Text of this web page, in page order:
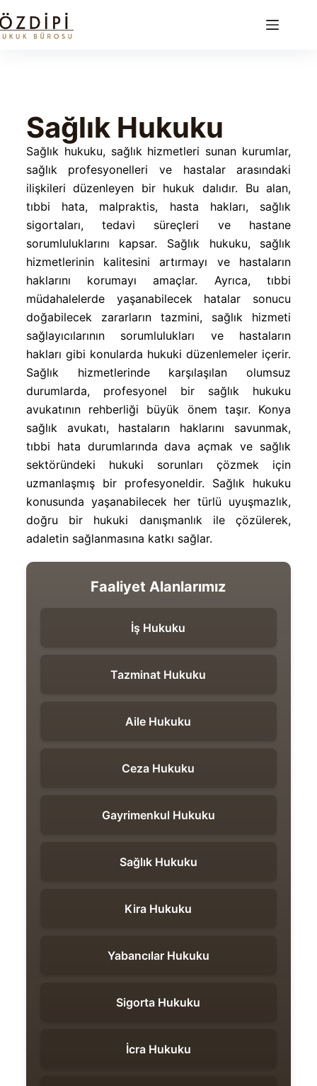
Sağlık Hukuku
Sağlık hukuku, sağlık hizmetleri sunan kurumlar,
sağlık profesyonelleri ve hastalar arasındaki
ilişkileri düzenleyen bir hukuk dalıdır. Bu alan,
tıbbi hata, malpraktis, hasta hakları, sağlık
sigortaları, tedavi süreçleri ve hastane
sorumluluklarını kapsar. Sağlık hukuku, sağlık
hizmetlerinin kalitesini artırmayı ve hastaların
haklarını korumayı amaçlar. Ayrıca, tıbbi
müdahalelerde yaşanabilecek hatalar sonucu
doğabilecek zararların tazmini, sağlık hizmeti
sağlayıcılarının sorumlulukları ve hastaların
hakları gibi konularda hukuki düzenlemeler içerir.
Sağlık hizmetlerinde karşılaşılan olumsuz
durumlarda, profesyonel bir sağlık hukuku
avukatının rehberliği büyük önem taşır. Konya
sağlık avukatı, hastaların haklarını savunmak,
tıbbi hata durumlarında dava açmak ve sağlık
sektöründeki hukuki sorunları çözmek için
uzmanlaşmış bir profesyoneldir. Sağlık hukuku
konusunda yaşanabilecek her türlü uyuşmazlık,
doğru bir hukuki danışmanlık ile çözülerek,
adaletin sağlanmasına katkı sağlar.
Faaliyet Alanlarımız
İş Hukuku
Tazminat Hukuku
Aile Hukuku
Ceza Hukuku
Gayrimenkul Hukuku
Sağlık Hukuku
Kira Hukuku
Yabancılar Hukuku
Sigorta Hukuku
İcra Hukuku